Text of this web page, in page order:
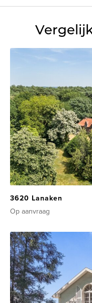
3620 Lanaken
Op aanvraag